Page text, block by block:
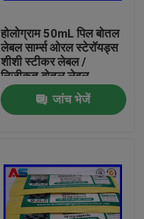
होलोग्राम 50mL पिल बोतल
लेबल सार्म्स ओरल स्टेरॉयड्स
शीशी स्टीकर लेबल /
निजीकृत बोतल लेबल
जांच भेजें